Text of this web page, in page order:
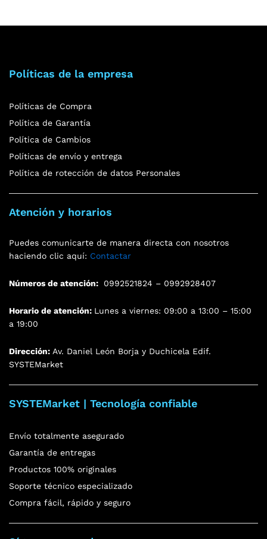
Políticas de la empresa
Políticas de Compra
Política de Garantía
Política de Cambios
Políticas de envío y entrega
Política de rotección de datos Personales
Atención y horarios
Puedes comunicarte de manera directa con nosotros
haciendo clic aquí: Contactar
Números de atención: 0992521824 – 0992928407
Horario de atención: Lunes a viernes: 09:00 a 13:00 – 15:00
a 19:00
Dirección: Av. Daniel León Borja y Duchicela Edif.
SYSTEMarket
SYSTEMarket | Tecnología confiable
Envío totalmente asegurado
Garantía de entregas
Productos 100% originales
Soporte técnico especializado
Compra fácil, rápido y seguro